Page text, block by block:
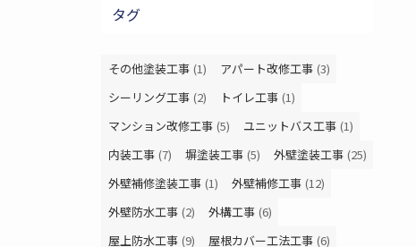
タグ
その他塗装工事 (1) アパート改修工事 (3)
シーリング工事 (2) トイレ工事 (1)
マンション改修工事 (5) ユニットバス工事 (1)
内装工事 (7) 塀塗装工事 (5) 外壁塗装工事 (25)
外壁補修塗装工事 (1) 外壁補修工事 (12)
外壁防水工事 (2) 外構工事 (6)
屋上防水工事 (9) 屋根カバー工法工事 (6)